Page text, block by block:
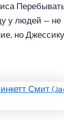
у людей — не
но Джессику